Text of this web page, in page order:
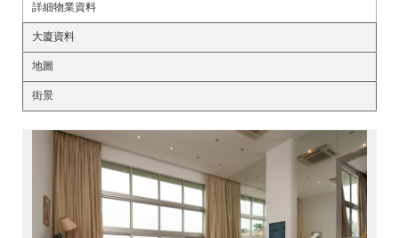
詳細物業資料
大廈資料
地圖
街景